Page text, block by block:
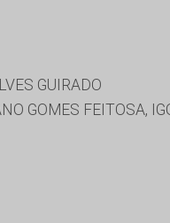
GUIRADO
GOMES FEITOSA,